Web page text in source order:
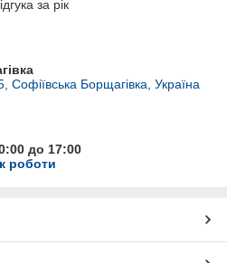
за рік
Софіївська Борщагівка, Україна
до 17:00
роботи